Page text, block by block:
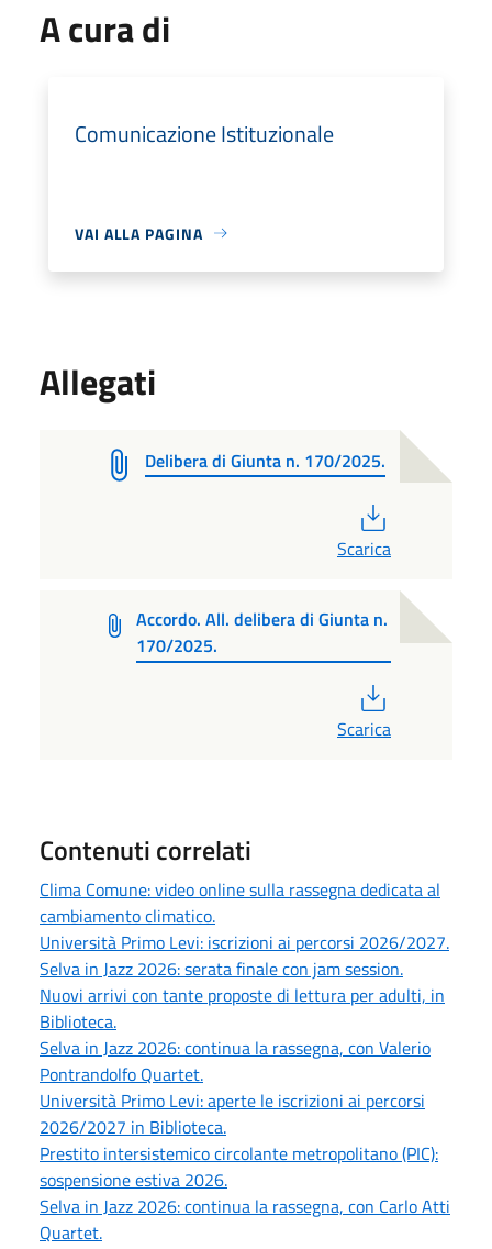
A cura di
Comunicazione Istituzionale
VAI ALLA PAGINA
Allegati
Delibera di Giunta n. 170/2025.
Scarica
Accordo. All. delibera di Giunta n.
170/2025.
Scarica
Contenuti correlati
Clima Comune: video online sulla rassegna dedicata al
cambiamento climatico.
Università Primo Levi: iscrizioni ai percorsi 2026/2027.
Selva in Jazz 2026: serata finale con jam session.
Nuovi arrivi con tante proposte di lettura per adulti, in
Biblioteca.
Selva in Jazz 2026: continua la rassegna, con Valerio
Pontrandolfo Quartet.
Università Primo Levi: aperte le iscrizioni ai percorsi
2026/2027 in Biblioteca.
Prestito intersistemico circolante metropolitano (PIC):
sospensione estiva 2026.
Selva in Jazz 2026: continua la rassegna, con Carlo Atti
Quartet.